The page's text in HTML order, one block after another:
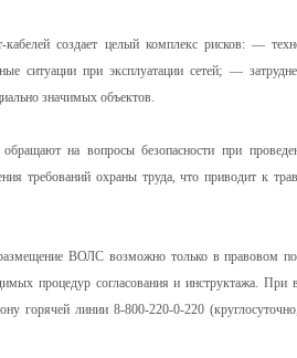
кабелей создает целый комплекс рисков: —
ситуации при эксплуатации сетей; —
значимых объектов.
обращают на вопросы безопасности при
требований охраны труда, что приводит к
ВОЛС возможно только в правовом
процедур согласования и инструктажа. При
горячей линии 8-800-220-0-220